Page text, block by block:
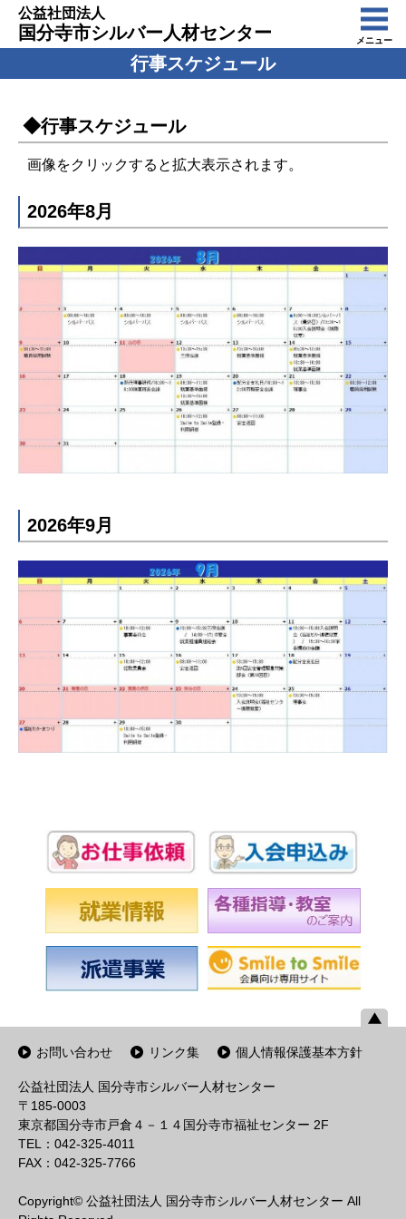
公益社団法人
国分寺市シルバー人材センター メニュー
行事スケジュール
◆行事スケジュール
画像をクリックすると拡大表示されます。
2026年8月
2026年9月
お問い合わせ リンク集 個人情報保護基本方針
公益社団法人 国分寺市シルバー人材センター
〒185-0003
東京都国分寺市戸倉４－１４国分寺市福祉センター 2F
TEL：042-325-4011
FAX：042-325-7766
Copyright© 公益社団法人 国分寺市シルバー人材センター All